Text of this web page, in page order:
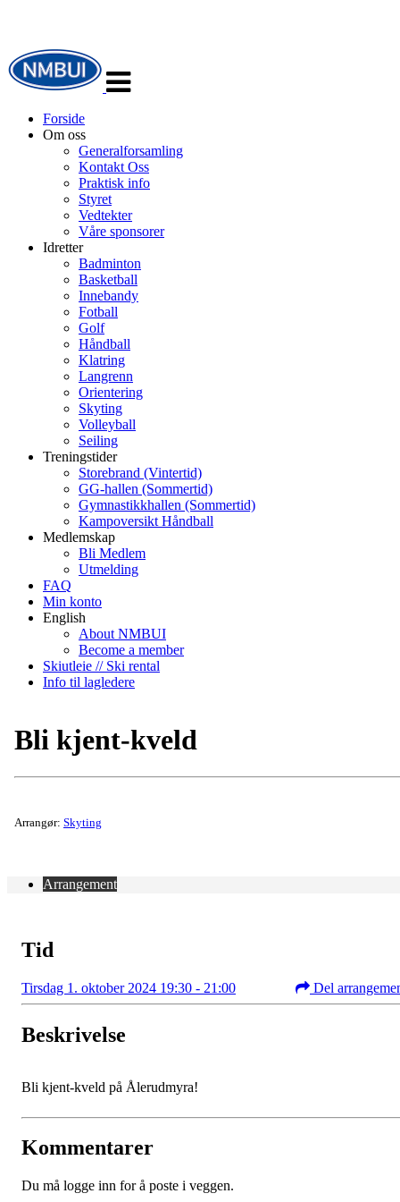
navigasjon
Forside
Om oss
Generalforsamling
Kontakt Oss
Praktisk info
Styret
Vedtekter
Våre sponsorer
Idretter
Badminton
Basketball
Innebandy
Fotball
Golf
Håndball
Klatring
Langrenn
Orientering
Skyting
Volleyball
Seiling
Treningstider
Storebrand (Vintertid)
GG-hallen (Sommertid)
Gymnastikkhallen (Sommertid)
Kampoversikt Håndball
Medlemskap
Bli Medlem
Utmelding
FAQ
Min konto
English
About NMBUI
Become a member
Skiutleie // Ski rental
Info til lagledere
Bli kjent-kveld
Arrangør: Skyting
Arrangement
Tid
Tirsdag 1. oktober 2024 19:30 - 21:00 Del
Beskrivelse
Bli kjent-kveld på Ålerudmyra!
Kommentarer
Du må logge inn for å poste i veggen.